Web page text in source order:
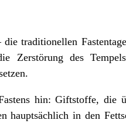
traditionellen
Zerstörung des
hin: Giftstoffe, die
in den